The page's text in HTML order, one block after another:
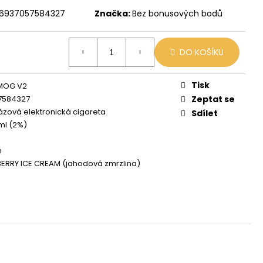
Značka:Bez bonusových bodů
DO KOŠÍKU
V2
elektronická cigareta
(2%)
ICE CREAM (jahodová zmrzlina)
Tisk
Zeptat se
Sdílet